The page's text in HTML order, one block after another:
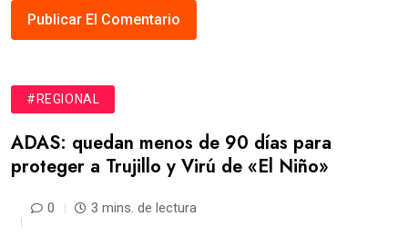
#REGIONAL
ADAS: quedan menos de 90 días para
proteger a Trujillo y Virú de «El Niño»
0 3 mins. de lectura